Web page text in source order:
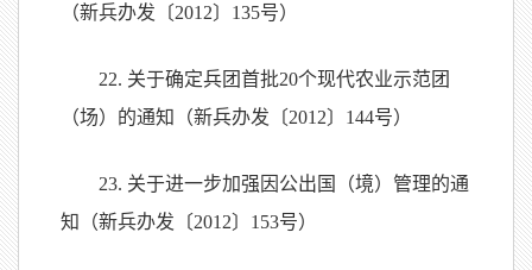
（新兵办发〔2012〕135号）
22. 关于确定兵团首批20个现代农业示范团
（场）的通知（新兵办发〔2012〕144号）
23. 关于进一步加强因公出国（境）管理的通
知（新兵办发〔2012〕153号）